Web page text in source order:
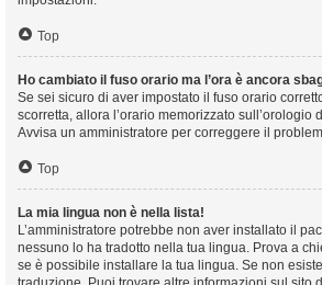
Top
Ho cambiato il fuso orario ma l’ora è ancora
Se sei sicuro di aver impostato il fuso orario
scorretta, allora l’orario memorizzato sull’orologio
Avvisa un amministratore per correggere il
Top
La mia lingua non è nella lista!
L’amministratore potrebbe non aver installato il
nessuno lo ha tradotto nella tua lingua. Prova a
se è possibile installare la tua lingua. Se non